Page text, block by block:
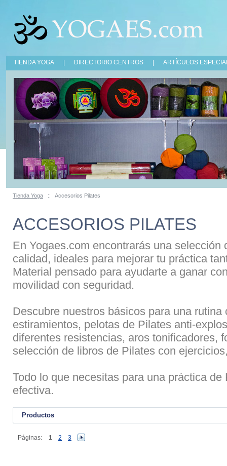
TIENDA YOGA DIRECTORIO CENTROS ARTÍCULOS
Tienda Yoga :: Accesorios Pilates
ACCESORIOS PILATES
En Yogaes.com encontrarás una
calidad, ideales para mejorar tu práctica
Material pensado para ayudarte a ganar
movilidad con seguridad.
Descubre nuestros básicos para una
estiramientos, pelotas de Pilates anti-
diferentes resistencias, aros tonificadores,
selección de libros de Pilates con
Todo lo que necesitas para una práctica
efectiva.
Productos
Páginas: 1 2 3